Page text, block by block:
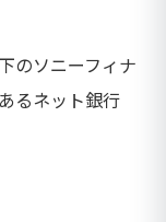
のソニーフィナ
るネット銀行